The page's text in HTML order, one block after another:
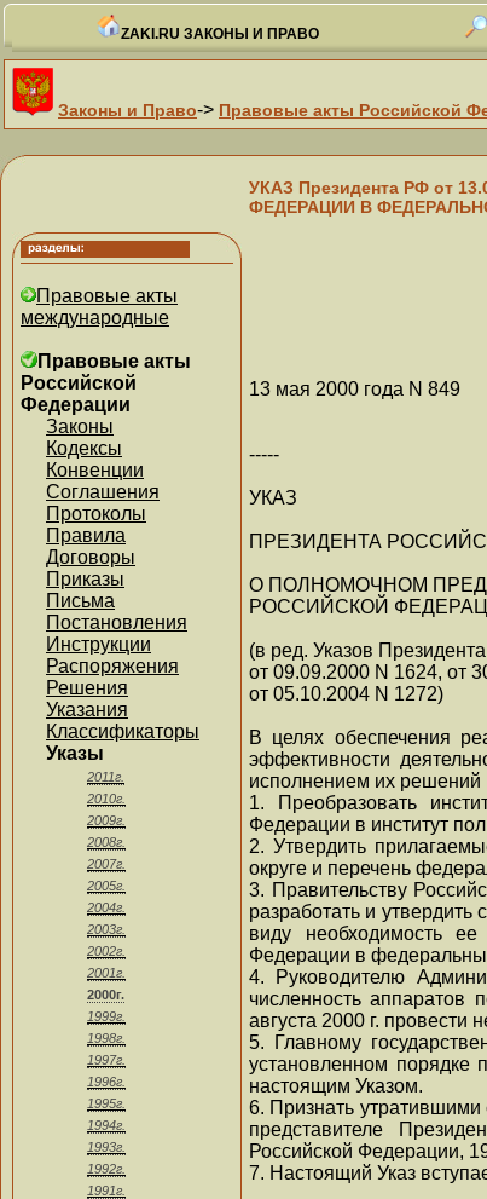
ZAKI.RU ЗАКОНЫ И ПРАВО
Законы и Право-> Правовые акты Российской
Правовые акты
международные
Правовые акты
Российской
Федерации
Законы
Кодексы
Конвенции
Соглашения
Протоколы
Правила
Договоры
Приказы
Письма
Постановления
Инструкции
Распоряжения
Решения
Указания
Классификаторы
Указы
2011г.
2010г.
2009г.
2008г.
2007г.
2005г.
2004г.
2003г.
2002г.
2001г.
2000г.
1999г.
1998г.
1997г.
1996г.
1995г.
1994г.
1993г.
1992г.
1991г.
УКАЗ Президента РФ от
ФЕДЕРАЦИИ В
13 мая 2000 года N 849
-----
УКАЗ
ПРЕЗИДЕНТА
О ПОЛНОМОЧНОМ
РОССИЙСКОЙ
(в ред. Указов
от 09.09.2000 N 1624, от
от 05.10.2004 N 1272)
В целях обеспечения
эффективности
исполнением их решений
1. Преобразовать
Федерации в институт
2. Утвердить
округе и перечень
3. Правительству
разработать и
виду необходимость
Федерации в
4. Руководителю
численность аппаратов
августа 2000 г.
5. Главному
установленном порядке
настоящим Указом.
6. Признать
представителе
Российской Федерации,
7. Настоящий Указ